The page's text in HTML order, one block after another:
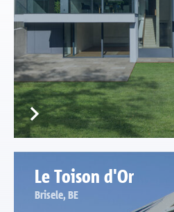
Le Toison d'Or
Brisele, BE